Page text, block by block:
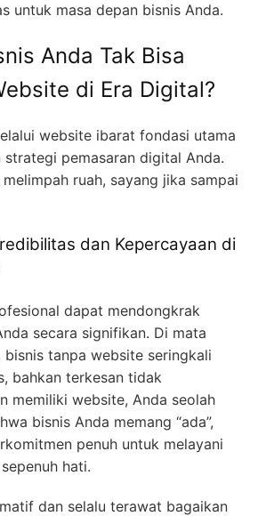
untuk masa depan bisnis Anda.
Anda Tak Bisa
di Era Digital?
website ibarat fondasi utama
strategi pemasaran digital Anda.
ruah, sayang jika sampai
dan Kepercayaan di
dapat mendongkrak
secara signifikan. Di mata
bisnis tanpa website seringkali
bahkan terkesan tidak
memiliki website, Anda seolah
bisnis Anda memang “ada”,
penuh untuk melayani
hati.
dan selalu terawat bagaikan